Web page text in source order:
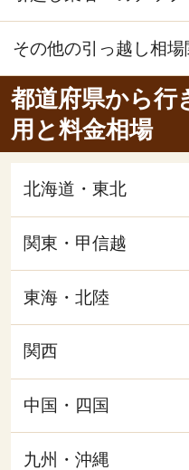
その他の引っ越し相
都道府県から行
用と料金相場
北海道・東北
関東・甲信越
東海・北陸
関西
中国・四国
九州・沖縄